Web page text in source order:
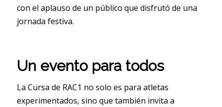
con el aplauso de un público que disfrutó de una
jornada festiva.
Un evento para todos
La Cursa de RAC1 no solo es para atletas
experimentados, sino que también invita a